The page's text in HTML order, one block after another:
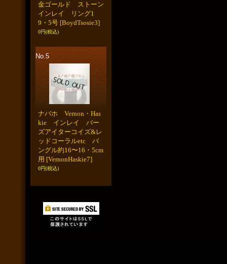
金ゴールド ストーン
インレイ リング1
9・5号 [BoydTsosie3]
0円(税込)
No.5
ナバホ Vernon・Has
kie インレイ バー
ズアイターコイズ&レ
ッドコーラルetc バ
ングル約16〜16・5cm
用 [VernonHaskie7]
0円(税込)